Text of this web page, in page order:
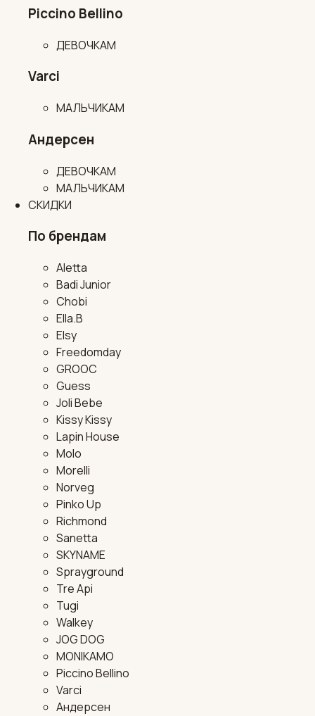
Piccino Bellino
ДЕВОЧКАМ
Varci
МАЛЬЧИКАМ
Андерсен
ДЕВОЧКАМ
МАЛЬЧИКАМ
СКИДКИ
По брендам
Aletta
Badi Junior
Chobi
Ella.B
Elsy
Freedomday
GROOC
Guess
Joli Bebe
Kissy Kissy
Lapin House
Molo
Morelli
Norveg
Pinko Up
Richmond
Sanetta
SKYNAME
Sprayground
Tre Api
Tugi
Walkey
JOG DOG
MONIKAMO
Piccino Bellino
Varci
Андерсен